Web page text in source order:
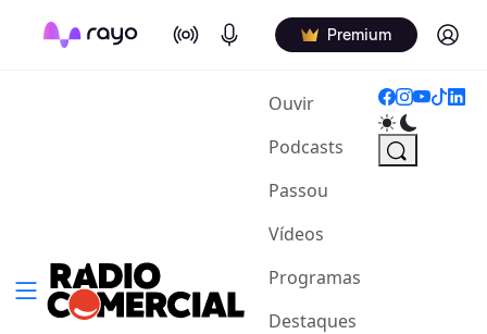
On Air Podcasts Premium Log in
Ouvir(current)
Podcasts
Passou
Vídeos
Programas
Destaques